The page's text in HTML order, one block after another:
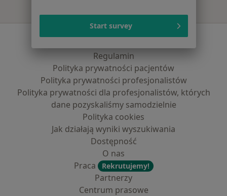
Serwis
Regulamin
Polityka prywatności pacjentów
Polityka prywatności profesjonalistów
Polityka prywatności dla profesjonalistów, których
dane pozyskaliśmy samodzielnie
Polityka cookies
Jak działają wyniki wyszukiwania
Dostępność
O nas
Praca
Rekrutujemy!
Partnerzy
Centrum prasowe
Start survey